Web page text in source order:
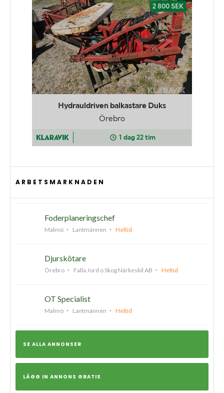
ARBETSMARKNADEN
Foderplaneringschef
Malmö Lantmännen Heltid
Djurskötare
Örebro Falla Jord o Skog Närkeskil AB Heltid
OT Specialist
Malmö Lantmännen Heltid
SE ALLA ANNONSER
LÄGG IN ANNONS GRATIS